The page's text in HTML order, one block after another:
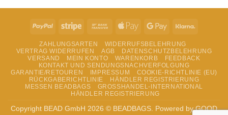
PayPal Stripe
Bank
Apple
Google
ZAHLUNGSARTEN
WIDERRUFSBELEHRUNG
VERTRAG WIDERRUFEN
AGB
DATENSCHUTZBELEHRUNG
VERSAND
MEIN KONTO WARENKORB
FEEDBACK
KONTAKT UND SENDUNGSNACHVERFOLGUNG
GARANTIE/RETOUREN
IMPRESSUM
COOKIE-RICHTLINIE (EU)
RÜCKGABERICHTLINIE
HÄNDLER REGISTRIERUNG
MESSEN BEADBAGS
GROSSHANDEL-INTERNATIONAL
HÄNDLER REGISTRIERUNG
Copyright BEAD GmbH 2026 © BEADBAGS. Powered by GOOD